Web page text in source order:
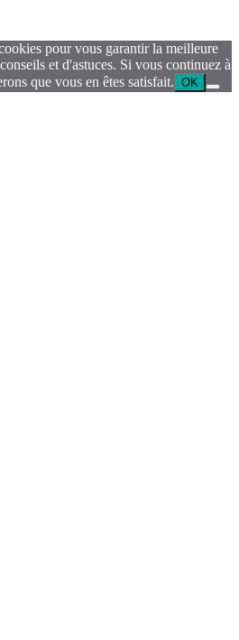
pour vous garantir la meilleure
et d'astuces. Si vous continuez à
que vous en êtes satisfait. OK